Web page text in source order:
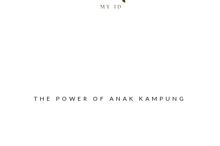
THE POWER OF ANAK KAMPUNG